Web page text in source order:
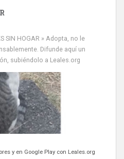
SIN HOGAR » Adopta, no le
Difunde aquí un
subiéndolo a Leales.org
y en Google Play con Leales.org